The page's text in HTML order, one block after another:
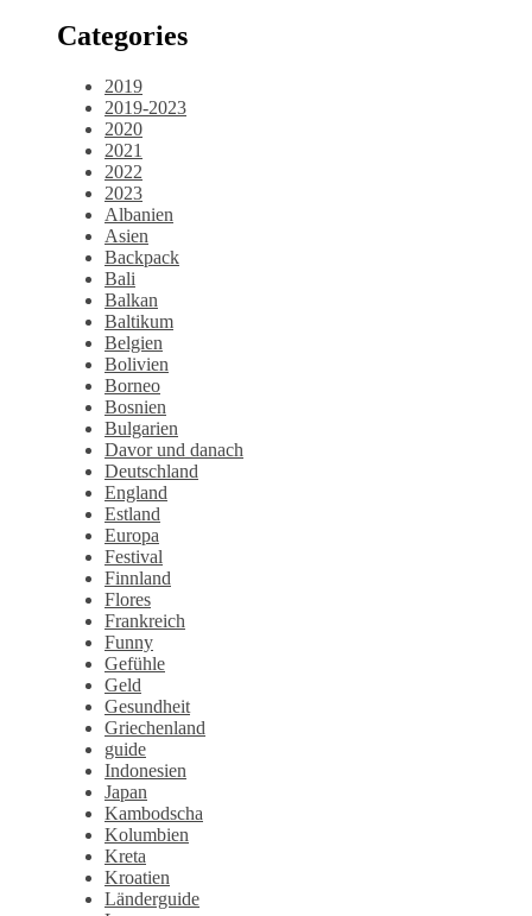
Categories
2019
2019-2023
2020
2021
2022
2023
Albanien
Asien
Backpack
Bali
Balkan
Baltikum
Belgien
Bolivien
Borneo
Bosnien
Bulgarien
Davor und danach
Deutschland
England
Estland
Europa
Festival
Finnland
Flores
Frankreich
Funny
Gefühle
Geld
Gesundheit
Griechenland
guide
Indonesien
Japan
Kambodscha
Kolumbien
Kreta
Kroatien
Länderguide